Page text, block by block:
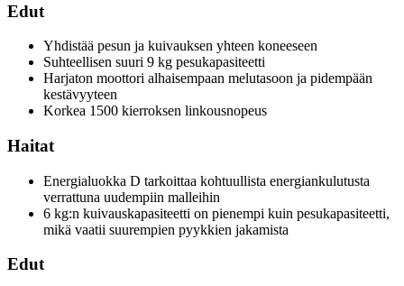
Edut
Yhdistää pesun ja kuivauksen yhteen koneeseen
Suhteellisen suuri 9 kg pesukapasiteetti
Harjaton moottori alhaisempaan melutasoon ja pidempään
kestävyyteen
Korkea 1500 kierroksen linkousnopeus
Haitat
Energialuokka D tarkoittaa kohtuullista energiankulutusta
verrattuna uudempiin malleihin
6 kg:n kuivauskapasiteetti on pienempi kuin pesukapasiteetti,
mikä vaatii suurempien pyykkien jakamista
Edut